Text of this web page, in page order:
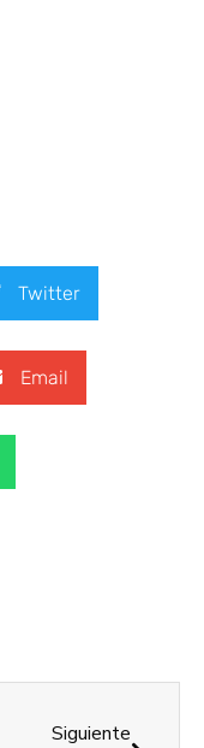
Twitter
Email
Siguiente